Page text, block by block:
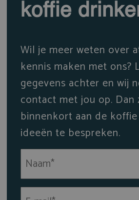
koffie
Wil je meer weten over
kennis maken met ons?
gegevens achter en wij
contact met jou op. Dan
binnenkort aan de
ideeën te bespreken.